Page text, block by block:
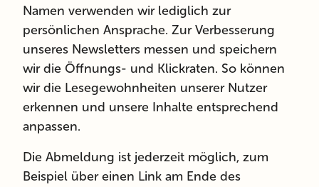
Namen verwenden wir lediglich zur
persönlichen Ansprache. Zur Verbesserung
unseres Newsletters messen und speichern
wir die Öffnungs- und Klickraten. So können
wir die Lesegewohnheiten unserer Nutzer
erkennen und unsere Inhalte entsprechend
anpassen.
Die Abmeldung ist jederzeit möglich, zum
Beispiel über einen Link am Ende des